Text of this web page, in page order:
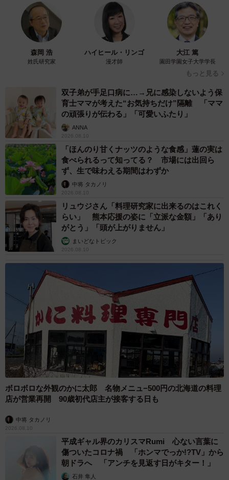
森岡 浩
姓氏研究家
ハイヒール・リンゴ
漫才師
大江 篤
園田学園女子大学学長
もっと見る
双子弟が手足口病に…→兄に感染しないよう保
育士ママが考えた“お気持ちだけ”隔離 「ママ
の頑張りが伝わる」「可愛いふたり」
ANNA
2026.08.10
「ほんのり甘くナッツのような食感」蓮の実は
食べられるって知ってる？ 市場には出回ら
ず、生で味わえる期間はわずか
中将 タカノリ
2026.08.10
リュウジさん「料理研究家に出来るのはこれく
らい」 熊本応援の姿に「立派な金額」「あり
がとう」「頭が上がりません」
まいどなトピック
2026.08.10
ボロボロな外観のかに太郎 名物メニュ−500円の北海道の料理
店が営業再開 90歳初代店主が接客する日も
中将 タカノリ
2026.08.10
平成ギャル界のカリスマRumi 心ない言葉に
傷ついたコロナ禍 「ホンマでっか!?TV」から
朝ドラへ 「アンチを見返す日がキター！」
石井 隼人